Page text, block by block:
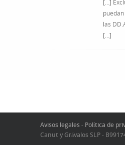
[…]
las
[…]
Avisos legales- Política de
Canut y Grávalos SLP -